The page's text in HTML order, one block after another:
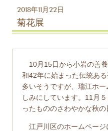
2018年11月22日
菊花展
10月 15日から小岩の善
和42年に始まった伝統あ
多いそうですが、瑞江ホ
しみにしています。 11 月
ったもののさわやかな秋の
江戸川区のホームページ